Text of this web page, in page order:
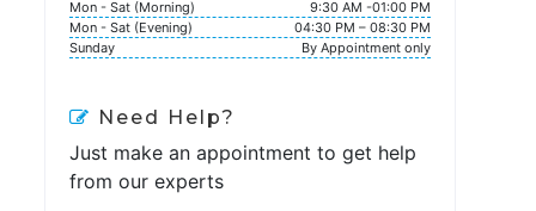
Mon - Sat (Morning)
9:30 AM -01:00 PM
Mon - Sat (Evening)
04:30 PM – 08:30 PM
Sunday
By Appointment only
Need Help?
Just make an appointment to get help
from our experts